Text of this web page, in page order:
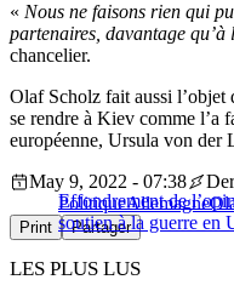
« Nous ne faisons rien qui
partenaires, davantage qu’à
chancelier.
Olaf Scholz fait aussi l’objet
se rendre à Kiev comme l’a
européenne, Ursula von der
Effondrement de
soutien à la guerre en
May 9, 2022 - 07:38
PolitiqueAllemagne
Print Partager
LES PLUS LUS